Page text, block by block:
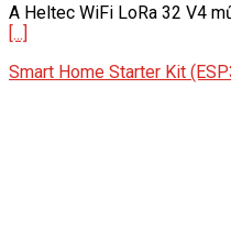
A Heltec WiFi LoRa 32 V4
[...]
Smart Home Starter Kit